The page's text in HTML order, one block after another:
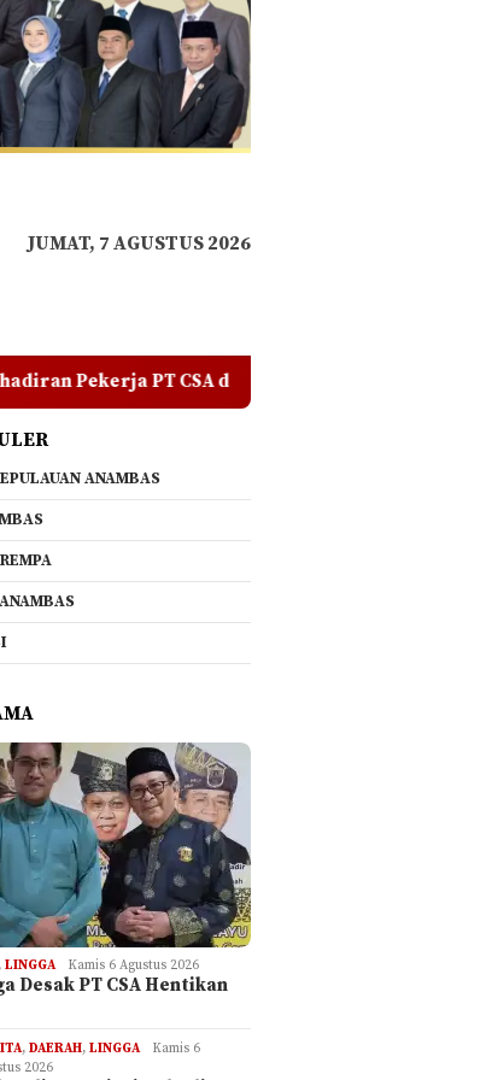
JUMAT, 7 AGUSTUS 2026
Tegaskan Jangan Ada yang Mengadu Domba
ANAMBAS
,LINGGA Kamis 6 Agustus 2026
Desak PT CSA Hentikan
,DAERAH,LINGGA
Kamis 6
2026